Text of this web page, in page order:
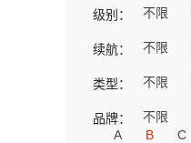
级别： 不限
续航： 不限
类型： 不限
品牌：
不限
A
B C